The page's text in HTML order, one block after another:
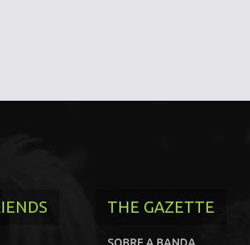
THE GAZETTE